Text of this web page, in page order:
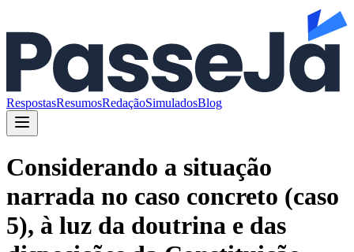
RespostasResumosRedaçãoSimuladosBlog
Considerando a situação
narrada no caso concreto (caso
5), à luz da doutrina e das